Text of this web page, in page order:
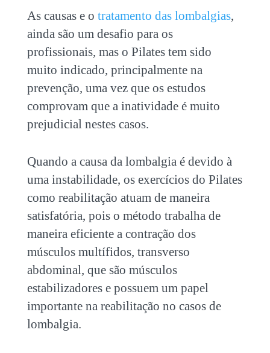
As causas e o tratamento das lombalgias,
ainda são um desafio para os
profissionais, mas o Pilates tem sido
muito indicado, principalmente na
prevenção, uma vez que os estudos
comprovam que a inatividade é muito
prejudicial nestes casos.
Quando a causa da lombalgia é devido à
uma instabilidade, os exercícios do Pilates
como reabilitação atuam de maneira
satisfatória, pois o método trabalha de
maneira eficiente a contração dos
músculos multífidos, transverso
abdominal, que são músculos
estabilizadores e possuem um papel
importante na reabilitação no casos de
lombalgia.